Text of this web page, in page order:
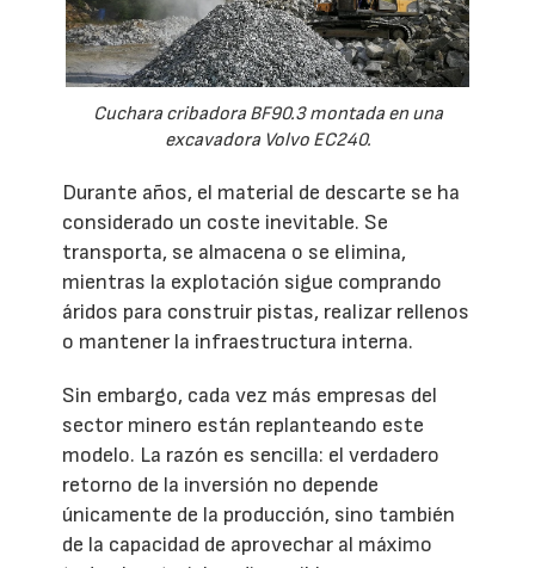
Cuchara cribadora BF90.3 montada en una
excavadora Volvo EC240.
Durante años, el material de descarte se ha
considerado un coste inevitable. Se
transporta, se almacena o se elimina,
mientras la explotación sigue comprando
áridos para construir pistas, realizar rellenos
o mantener la infraestructura interna.
Sin embargo, cada vez más empresas del
sector minero están replanteando este
modelo. La razón es sencilla: el verdadero
retorno de la inversión no depende
únicamente de la producción, sino también
de la capacidad de aprovechar al máximo